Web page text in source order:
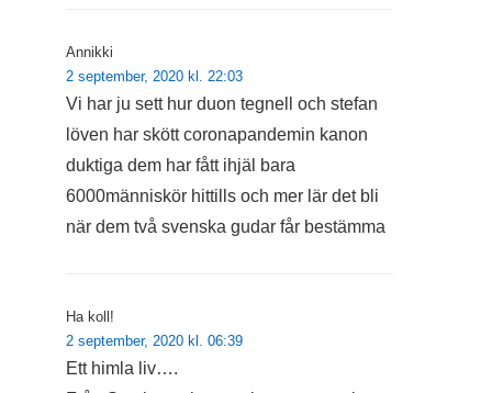
Annikki
2 september, 2020 kl. 22:03
Vi har ju sett hur duon tegnell och stefan
löven har skött coronapandemin kanon
duktiga dem har fått ihjäl bara
6000människör hittills och mer lär det bli
när dem två svenska gudar får bestämma
Ha koll!
2 september, 2020 kl. 06:39
Ett himla liv….